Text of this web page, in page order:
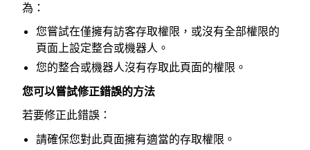
為：
您嘗試在僅擁有訪客存取權限，或沒有全部權限的
頁面上設定整合或機器人。
您的整合或機器人沒有存取此頁面的權限。
您可以嘗試修正錯誤的方法
若要修正此錯誤：
請確保您對此頁面擁有適當的存取權限。